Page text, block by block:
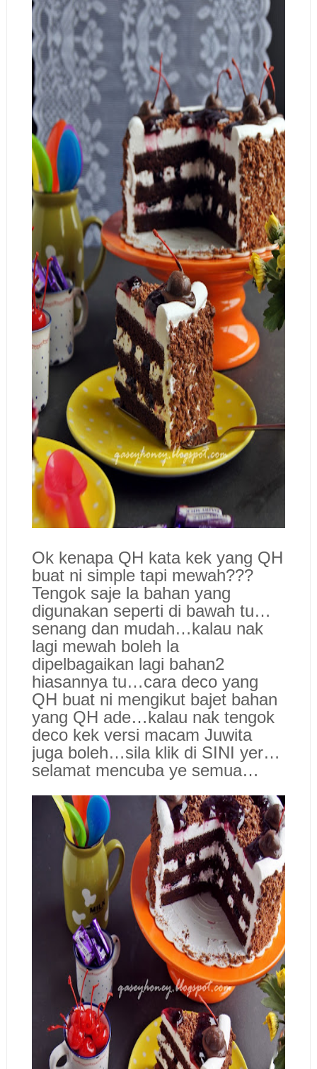
Ok kenapa QH kata kek yang QH
buat ni simple tapi mewah???
Tengok saje la bahan yang
digunakan seperti di bawah tu…
senang dan mudah…kalau nak
lagi mewah boleh la
dipelbagaikan lagi bahan2
hiasannya tu…cara deco yang
QH buat ni mengikut bajet bahan
yang QH ade…kalau nak tengok
deco kek versi macam Juwita
juga boleh…sila klik di SINI yer…
selamat mencuba ye semua…